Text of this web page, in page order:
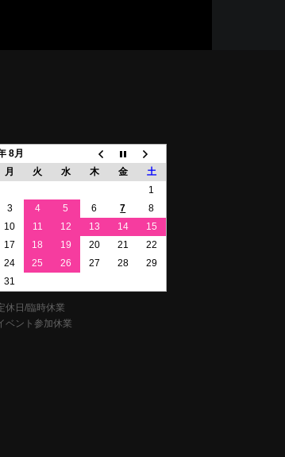
8月
月 火 水 木 金
土
1
3 4 5 6 7
8
10 11 12 13 14
15
17 18 19 20 21
22
24 25 26 27 28
29
31
休日/臨時休業
ベント参加休業